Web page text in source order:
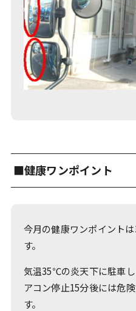
■健康ワンポイント
今月の健康ワンポイント
す。
気温35℃の炎天下に駐車
アコン停止15分後には危
す。